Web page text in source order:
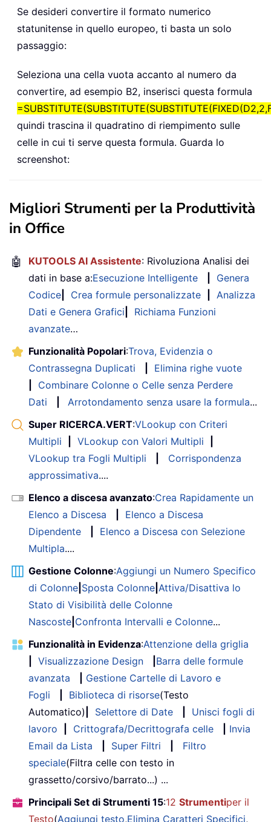
Se desideri convertire il formato numerico
statunitense in quello europeo, ti basta un solo
passaggio:
Seleziona una cella vuota accanto al numero da
convertire, ad esempio B2, inserisci questa formula
quindi trascina il quadratino di riempimento sulle
celle in cui ti serve questa formula. Guarda lo
screenshot:
Migliori Strumenti per la Produttività
in Office
🤖 KUTOOLS AI Assistente: Rivoluziona Analisi dei
dati in base a:Esecuzione Intelligente
Genera
Codice
Crea formule personalizzate
Analizza
Dati e Genera Grafici
Richiama Funzioni
avanzate…
Funzionalità Popolari:Trova, Evidenzia o
Contrassegna Duplicati
Elimina righe vuote
Combinare Colonne o Celle senza Perdere
Dati
Arrotondamento senza usare la formula...
Super RICERCA.VERT:VLookup con Criteri
Multipli
VLookup con Valori Multipli
VLookup tra Fogli Multipli
Corrispondenza
approssimativa....
Elenco a discesa avanzato:Crea Rapidamente un
Elenco a Discesa
Elenco a Discesa
Dipendente
Elenco a Discesa con Selezione
Multipla....
Gestione Colonne:Aggiungi un Numero Specifico
di Colonne Sposta Colonne Attiva/Disattiva lo
Stato di Visibilità delle Colonne
Nascoste Confronta Intervalli e Colonne...
Funzionalità in Evidenza:Attenzione della griglia
Visualizzazione Design
Barra delle formule
avanzata
Gestione Cartelle di Lavoro e
Fogli
Biblioteca di risorse(Testo
Automatico)
Selettore di Date
Unisci fogli di
lavoro
Crittografa/Decrittografa celle
Invia
Email da Lista
Super Filtri
Filtro
speciale(Filtra celle con testo in
grassetto/corsivo/barrato...) ...
Principali Set di Strumenti 15:12 Strumentiper il
Testo(Aggiungi testo,Elimina Caratteri Specifici,